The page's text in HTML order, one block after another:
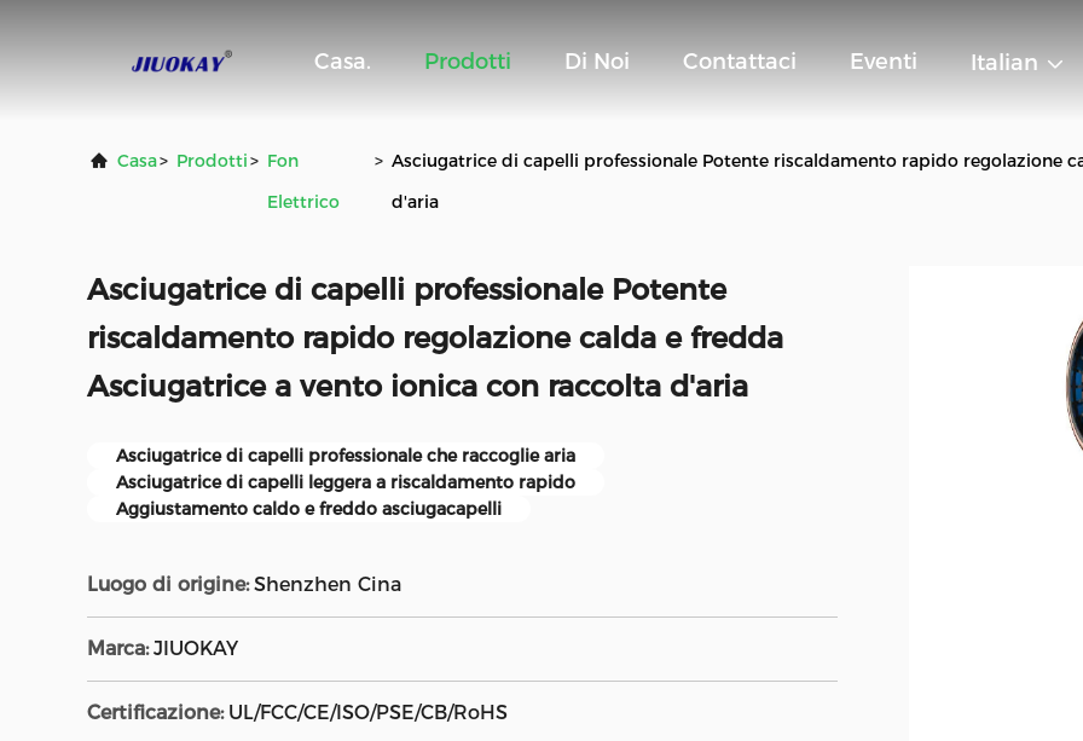
Casa. Prodotti Di Noi Contattaci Eventi Italian
Casa> Prodotti> Fon
Elettrico
> Asciugatrice di capelli professionale Potente riscaldamento rapido regolazione
d'aria
Asciugatrice di capelli professionale Potente
riscaldamento rapido regolazione calda e fredda
Asciugatrice a vento ionica con raccolta d'aria
Asciugatrice di capelli professionale che raccoglie aria
Asciugatrice di capelli leggera a riscaldamento rapido
Aggiustamento caldo e freddo asciugacapelli
Luogo di origine: Shenzhen Cina
Marca: JIUOKAY
Certificazione: UL/FCC/CE/ISO/PSE/CB/RoHS